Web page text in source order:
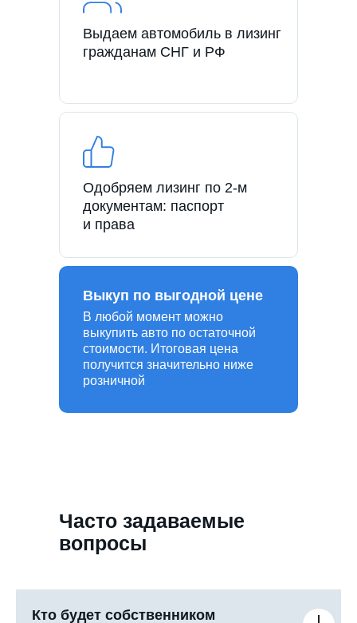
Выдаем автомобиль в лизинг
гражданам СНГ и РФ
Одобряем лизинг по 2-м
документам: паспорт
и права
В любой момент можно
выкупить авто по остаточной
стоимости. Итоговая цена
получится значительно ниже
розничной
Выкуп по выгодной цене
Часто задаваемые
вопросы
Кто будет собственником